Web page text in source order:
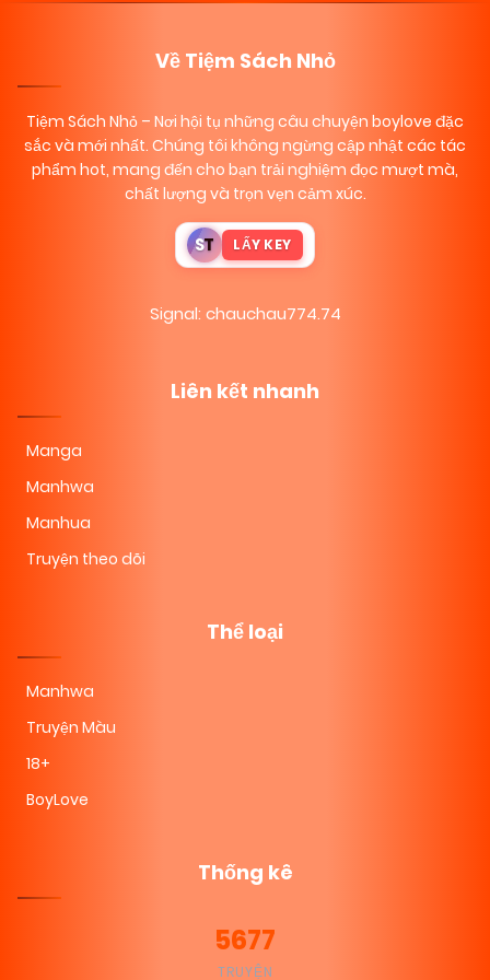
Về Tiệm Sách Nhỏ
Tiệm Sách Nhỏ – Nơi hội tụ những câu chuyện boylove đặc
sắc và mới nhất. Chúng tôi không ngừng cập nhật các tác
phẩm hot, mang đến cho bạn trải nghiệm đọc mượt mà,
chất lượng và trọn vẹn cảm xúc.
ST LẤY KEY
Signal: chauchau774.74
Liên kết nhanh
Manga
Manhwa
Manhua
Truyện theo dõi
Thể loại
Manhwa
Truyện Màu
18+
BoyLove
Thống kê
5677
TRUYỆN